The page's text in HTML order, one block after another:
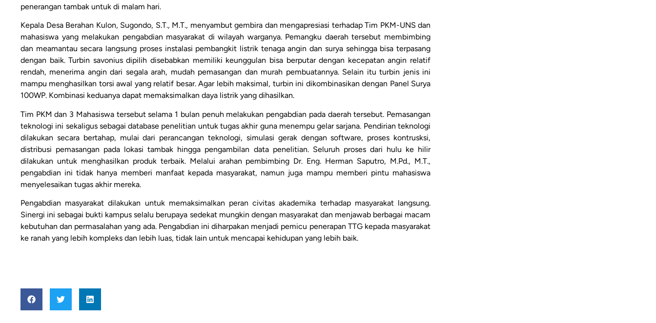
penerangan tambak untuk di malam hari.
Kepala Desa Berahan Kulon, Sugondo, S.T., M.T., menyambut gembira dan mengapresiasi terhadap Tim PKM-UNS dan
mahasiswa yang melakukan pengabdian masyarakat di wilayah warganya. Pemangku daerah tersebut membimbing
dan meamantau secara langsung proses instalasi pembangkit listrik tenaga angin dan surya sehingga bisa terpasang
dengan baik. Turbin savonius dipilih disebabkan memiliki keunggulan bisa berputar dengan kecepatan angin relatif
rendah, menerima angin dari segala arah, mudah pemasangan dan murah pembuatannya. Selain itu turbin jenis ini
mampu menghasilkan torsi awal yang relatif besar. Agar lebih maksimal, turbin ini dikombinasikan dengan Panel Surya
100WP. Kombinasi keduanya dapat memaksimalkan daya listrik yang dihasilkan.
Tim PKM dan 3 Mahasiswa tersebut selama 1 bulan penuh melakukan pengabdian pada daerah tersebut. Pemasangan
teknologi ini sekaligus sebagai database penelitian untuk tugas akhir guna menempu gelar sarjana. Pendirian teknologi
dilakukan secara bertahap, mulai dari perancangan teknologi, simulasi gerak dengan software, proses kontrusksi,
distribusi pemasangan pada lokasi tambak hingga pengambilan data penelitian. Seluruh proses dari hulu ke hilir
dilakukan untuk menghasilkan produk terbaik. Melalui arahan pembimbing Dr. Eng. Herman Saputro, M.Pd., M.T.,
pengabdian ini tidak hanya memberi manfaat kepada masyarakat, namun juga mampu memberi pintu mahasiswa
menyelesaikan tugas akhir mereka.
Pengabdian masyarakat dilakukan untuk memaksimalkan peran civitas akademika terhadap masyarakat langsung.
Sinergi ini sebagai bukti kampus selalu berupaya sedekat mungkin dengan masyarakat dan menjawab berbagai macam
kebutuhan dan permasalahan yang ada. Pengabdian ini diharpakan menjadi pemicu penerapan TTG kepada masyarakat
ke ranah yang lebih kompleks dan lebih luas, tidak lain untuk mencapai kehidupan yang lebih baik.